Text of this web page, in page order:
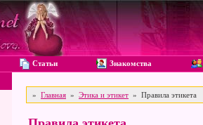
Статьи Знакомства
» Главная » Этика и этикет » Правила этикета